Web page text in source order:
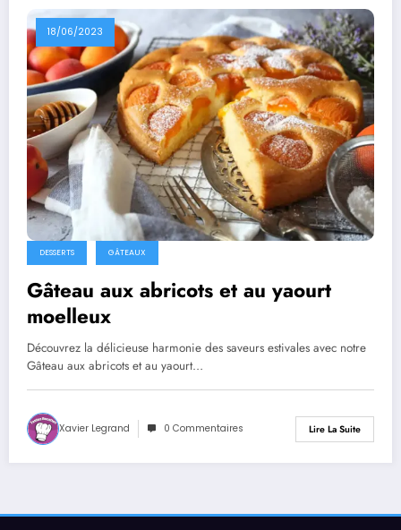
18/06/2023
DESSERTS GÂTEAUX
Gâteau aux abricots et au yaourt
moelleux
Découvrez la délicieuse harmonie des saveurs estivales avec notre
Gâteau aux abricots et au yaourt…
Xavier Legrand 0 Commentaires Lire La Suite